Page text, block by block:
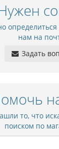
нам на
Задать
то, что
поиском по